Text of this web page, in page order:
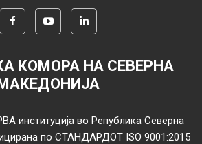
КОМОРА НА СЕВЕРНА
институција во Република Северна
по СТАНДАРДОТ ISO 9001:2015